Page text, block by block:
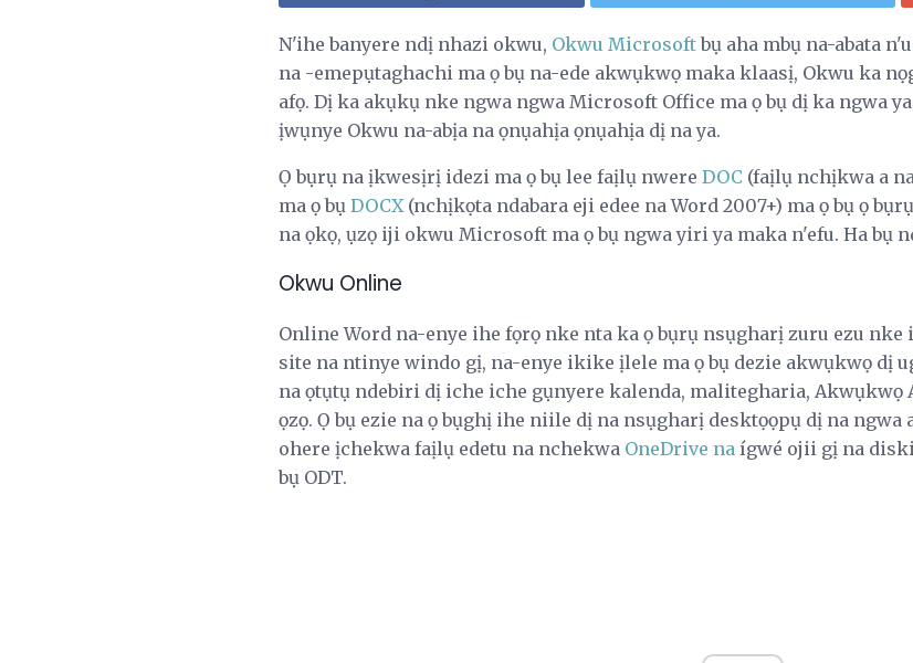
N'ihe banyere ndị nhazi okwu, Okwu Microsoftbụ aha mbụ na-abata
na -emepụtaghachi ma ọ bụ na-ede akwụkwọ maka klaasị, Okwu ka
afọ. Dị ka akụkụ nke ngwa ngwa Microsoft Office ma ọ bụ dị ka ngwa
ịwụnye Okwu na-abịa na ọnụahịa ọnụahịa dị na ya.
Ọ bụrụ na ịkwesịrị idezi ma ọ bụ lee faịlụ nwere DOC (faịlụ nchịkwa a
ma ọ bụ DOCX(nchịkọta ndabara eji edee na Word 2007+) ma ọ bụ ọ
na ọkọ, ụzọ iji okwu Microsoft ma ọ bụ ngwa yiri ya maka n'efu. Ha bụ
Okwu Online
Online Word na-enye ihe fọrọ nke nta ka ọ bụrụ nsụgharị zuru ezu
site na ntinye windo gị, na-enye ikike ịlele ma ọ bụ dezie akwụkwọ dị
na ọtụtụ ndebiri dị iche iche gụnyere kalenda, malitegharia, Akwụkwọ
ọzọ. Ọ bụ ezie na ọ bụghị ihe niile dị na nsụgharị desktọọpụ dị na ngwa
ohere ịchekwa faịlụ edetu na nchekwa OneDrive na ígwé ojii gị na
bụ ODT.